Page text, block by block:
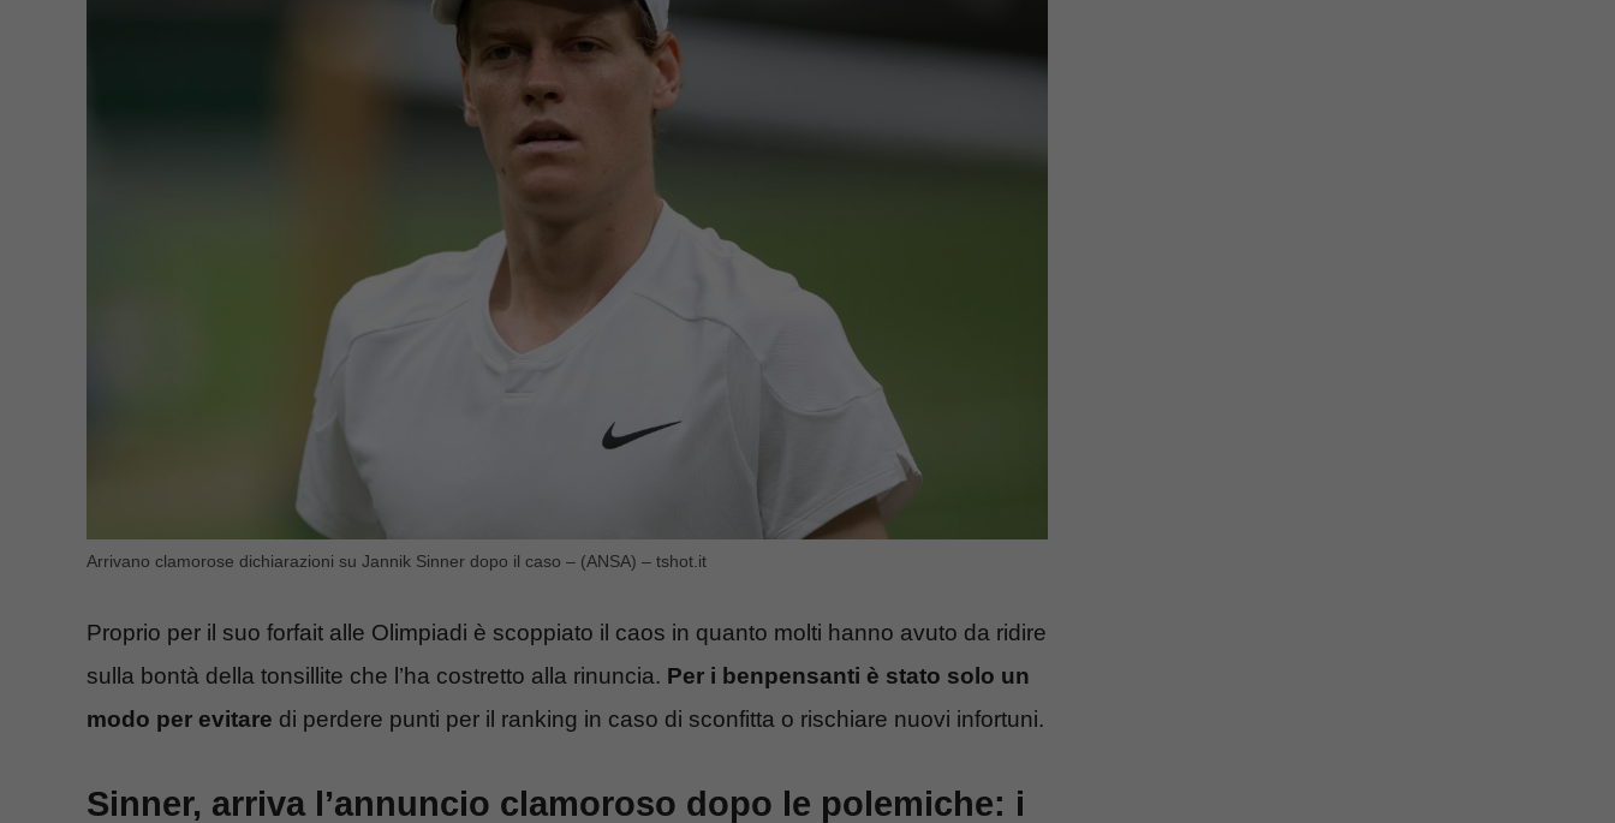
Arrivano clamorose dichiarazioni su Jannik Sinner dopo il caso – (ANSA) – tshot.it
Proprio per il suo forfait alle Olimpiadi è scoppiato il caos in quanto molti hanno avuto da ridire
sulla bontà della tonsillite che l’ha costretto alla rinuncia. Per i benpensanti è stato solo un
modo per evitare di perdere punti per il ranking in caso di sconfitta o rischiare nuovi infortuni.
Sinner, arriva l’annuncio clamoroso dopo le polemiche: i